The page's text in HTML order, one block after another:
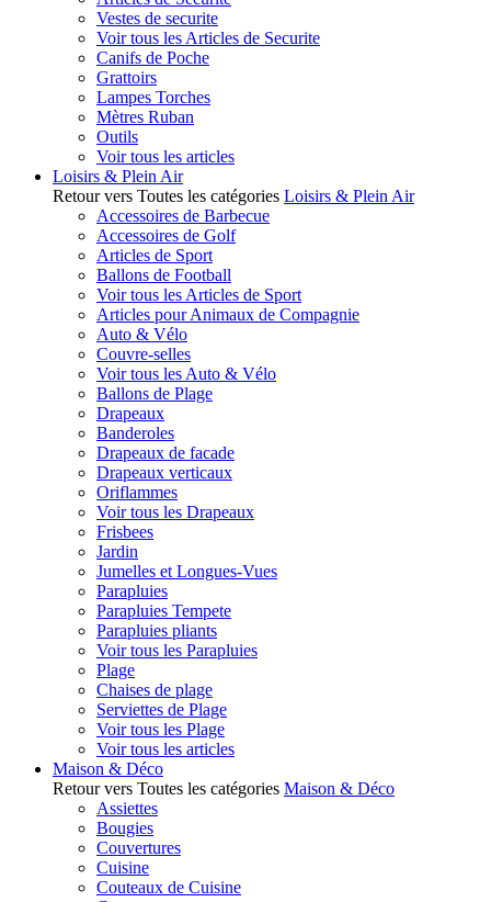
Vestes de securite
Voir tous les Articles de Securite
Canifs de Poche
Grattoirs
Lampes Torches
Mètres Ruban
Outils
Voir tous les articles
Loisirs & Plein Air
Retour vers Toutes les catégories Loisirs & Plein Air
Accessoires de Barbecue
Accessoires de Golf
Articles de Sport
Ballons de Football
Voir tous les Articles de Sport
Articles pour Animaux de Compagnie
Auto & Vélo
Couvre-selles
Voir tous les Auto & Vélo
Ballons de Plage
Drapeaux
Banderoles
Drapeaux de facade
Drapeaux verticaux
Oriflammes
Voir tous les Drapeaux
Frisbees
Jardin
Jumelles et Longues-Vues
Parapluies
Parapluies Tempete
Parapluies pliants
Voir tous les Parapluies
Plage
Chaises de plage
Serviettes de Plage
Voir tous les Plage
Voir tous les articles
Maison & Déco
Retour vers Toutes les catégories Maison & Déco
Assiettes
Bougies
Couvertures
Cuisine
Couteaux de Cuisine